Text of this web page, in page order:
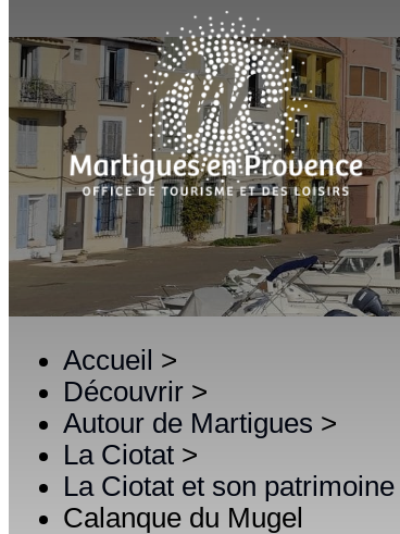
Accueil >
Découvrir >
Autour de Martigues >
La Ciotat >
La Ciotat et son
Calanque du Mugel